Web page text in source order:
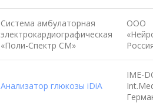
Система амбулаторная
электрокардиографическая
«Поли-Спектр СМ»
ООО
Анализатор глюкозы iDiA
IME-